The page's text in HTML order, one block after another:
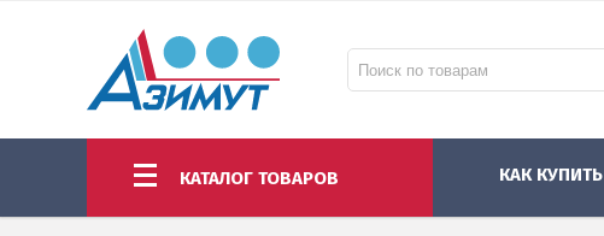
КАТАЛОГ ТОВАРОВ КАК КУПИТЬ